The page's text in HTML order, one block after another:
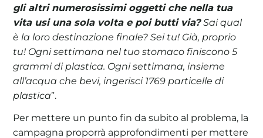
gli altri numerosissimi oggetti che nella tua
vita usi una sola volta e poi butti via?Sai qual
è la loro destinazione finale? Sei tu! Già, proprio
tu! Ogni settimana nel tuo stomaco finiscono 5
grammi di plastica. Ogni settimana, insieme
all’acqua che bevi, ingerisci 1769 particelle di
plastica”.
Per mettere un punto fin da subito al problema, la
campagna proporrà approfondimenti per mettere